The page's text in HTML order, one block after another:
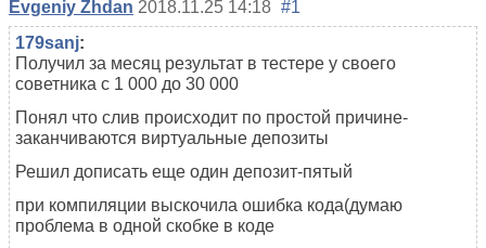
Evgeniy Zhdan 2018.11.25 14:18 #1
179sanj:
Получил за месяц результат в тестере у своего
советника с 1 000 до 30 000
Понял что слив происходит по простой причине-
заканчиваются виртуальные депозиты
Решил дописать еще один депозит-пятый
при компиляции выскочила ошибка кода(думаю
проблема в одной скобке в коде